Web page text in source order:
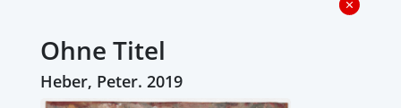
Ohne Titel
Heber, Peter. 2019